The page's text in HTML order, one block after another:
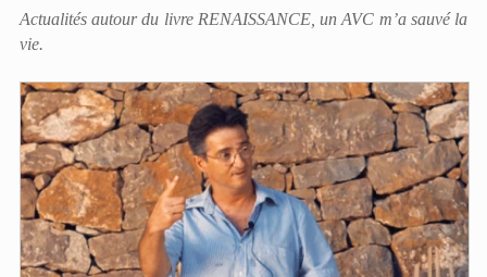
Actualités autour du livre RENAISSANCE, un AVC m’a sauvé la
vie.